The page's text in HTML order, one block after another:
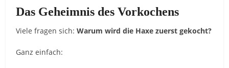
Das Geheimnis des Vorkochens
Viele fragen sich:Warum wird die Haxe zuerst gekocht?
Ganz einfach: